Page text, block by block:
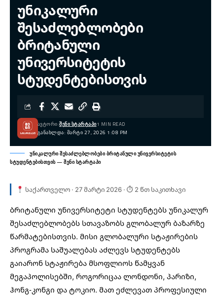
უნიკალური
შესაძლებლობები
ბრიტანული
უნივერსიტეტის
სტუდენტებისთვის
ᲒᲐᲜᲐᲮᲚᲓᲐ: ᲛᲐᲠᲢᲘ 27, 2026 1:08 PM
ᲐᲕᲢᲝᲠᲘ:ᲨᲔᲜᲘ ᲡᲢᲐᲠᲢᲐᲞᲘ1 MIN READ
უნიკალური შესაძლებლობები ბრიტანული უნივერსიტეტის
სტუდენტებისთვის — შენი სტარტაპი
საქართველო · 27 მარტი 2026 · ⏱ 2 წთ საკითხავი
ბრიტანული უნივერსიტეტი სტუდენტებს უნიკალურ
შესაძლებლობებს სთავაზობს გლობალურ ბაზარზე
წარმატებისთვის. მისი გლობალური სტაჟირების
პროგრამა საშუალებას აძლევს სტუდენტებს
გაიარონ სტაჟირება მსოფლიოს წამყვან
მეგაპოლისებში, როგორიცაა ლონდონი, პარიზი,
ჰონგ-კონგი და ტოკიო. მათ ეძლევათ პროფესიული